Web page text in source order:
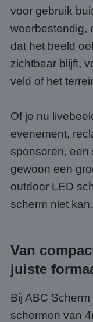
voor gebruik
weerbestendig,
dat het beeld
zichtbaar blijft,
veld of het
Of je nu
evenement,
sponsoren, een
gewoon een
outdoor LED
scherm niet kan.
Van
juiste
Bij ABC
schermen van